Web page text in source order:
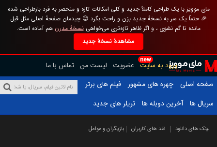
مای موویز با یک طراحی کاملاً جدید و کلی امکانات تازه و منحصر به فرد بازطراحی شده
🎉 حتماً یک سر به نسخهٔ جدید بزن و راحت بگرد 😊 چیدمان صفحهٔ اصلی مثل قبل
مانده تا گم نشوی ، و اگر ظاهر تازه‌تری می‌خواهینسخهٔ مدرن هم آماده است.
مشاهدهٔ نسخهٔ جدید
new
ورود به سایت عضویت لیست من تماس با ما
صفحه اصلی
چهره های مشهور
فیلم های برتر
سریال ها
آخرین دوبله ها تریلر های جدید
لینک های دانلود نقد های کاربران بازیگران و عوامل